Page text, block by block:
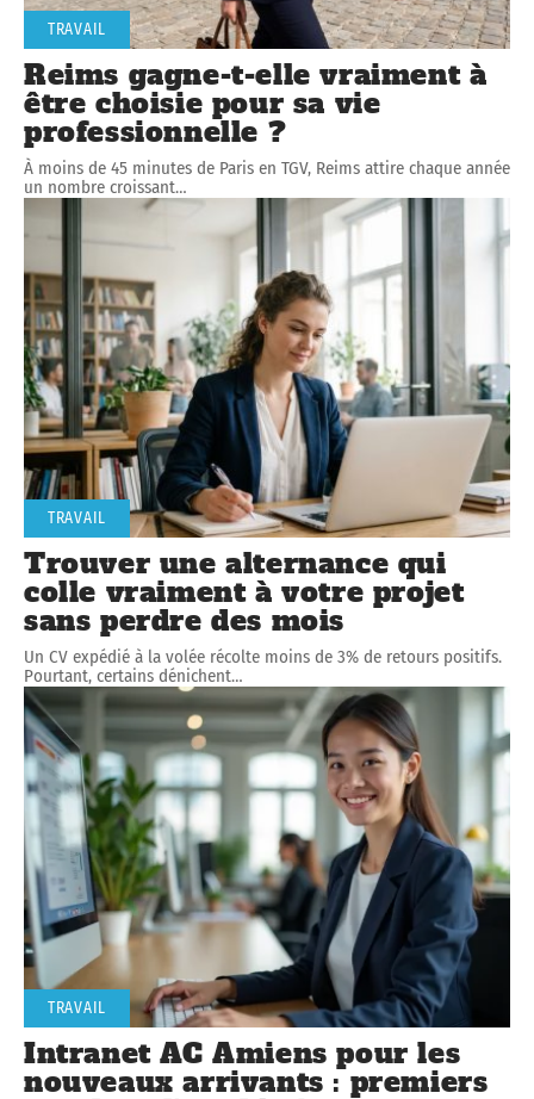
TRAVAIL
Reims gagne-t-elle vraiment à
être choisie pour sa vie
professionnelle ?
À moins de 45 minutes de Paris en TGV, Reims attire chaque année
un nombre croissant…
TRAVAIL
Trouver une alternance qui
colle vraiment à votre projet
sans perdre des mois
Un CV expédié à la volée récolte moins de 3% de retours positifs.
Pourtant, certains dénichent…
TRAVAIL
Intranet AC Amiens pour les
nouveaux arrivants : premiers